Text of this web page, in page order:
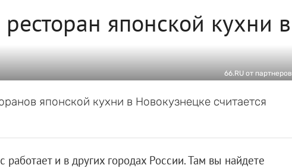
японской кухни в
66.RU от партнеров
японской кухни в Новокузнецке считается
работает и в других городах России. Там вы найдете